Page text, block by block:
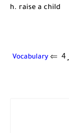
h. raise a child
Vocabulary